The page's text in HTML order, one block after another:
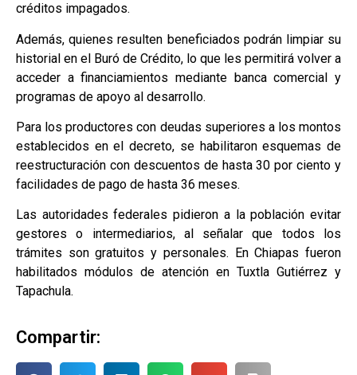
créditos impagados.
Además, quienes resulten beneficiados podrán limpiar su
historial en el Buró de Crédito, lo que les permitirá volver a
acceder a financiamientos mediante banca comercial y
programas de apoyo al desarrollo.
Para los productores con deudas superiores a los montos
establecidos en el decreto, se habilitaron esquemas de
reestructuración con descuentos de hasta 30 por ciento y
facilidades de pago de hasta 36 meses.
Las autoridades federales pidieron a la población evitar
gestores o intermediarios, al señalar que todos los
trámites son gratuitos y personales. En Chiapas fueron
habilitados módulos de atención en Tuxtla Gutiérrez y
Tapachula.
Compartir: